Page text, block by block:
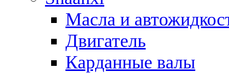
Масла и
Двигатель
Карданные валы